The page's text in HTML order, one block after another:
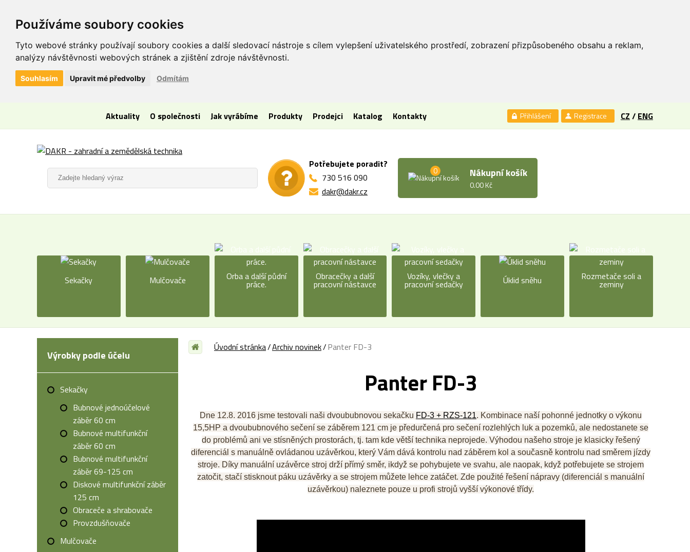
Používáme soubory cookies
Tyto webové stránky používají soubory cookies a další sledovací nástroje s cílem vylepšení uživatelského prostředí, zobrazení přizpůsobeného obsahu a reklam,
analýzy návštěvnosti webových stránek a zjištění zdroje návštěvnosti.
Souhlasím Odmítám
Upravit mé předvolby
Aktuality O společnosti Jak vyrábíme Produkty Prodejci Katalog Kontakty Přihlášení Registrace CZ / ENG
Potřebujete poradit?
730 516 090
dakr@dakr.cz
Nákupní košík
0.00 Kč
0
Sekačky Mulčovače Orba a další půdní
práce.
Obracečky a další
pracovní nástavce
Vozíky, vlečky a
pracovní sedačky Úklid sněhu Rozmetače soli a
zeminy
Výrobky podle účelu
Sekačky
Bubnové jednoúčelové
záběr 60 cm
Bubnové multifunkční
záběr 60 cm
Bubnové multifunkční
záběr 69-125 cm
Diskové multifunkční záběr
125 cm
Obraceče a shrabovače
Provzdušňovače
Mulčovače
Úvodní stránka Archiv novinek Panter FD-3
Panter FD-3
Dne 12.8. 2016 jsme testovali naši dvoububnovou sekačku FD-3 + RZS-121. Kombinace naší pohonné jednotky o výkonu
15,5HP a dvoububnového sečení se záběrem 121 cm je předurčená pro sečení rozlehlých luk a pozemků, ale nedostanete se
do problémů ani ve stísněných prostorách, tj. tam kde větší technika neprojede. Výhodou našeho stroje je klasicky řešený
diferenciál s manuálně ovládanou uzávěrkou, který Vám dává kontrolu nad záběrem kol a současně kontrolu nad směrem jízdy
stroje. Díky manuální uzávěrce stroj drží přímý směr, ikdyž se pohybujete ve svahu, ale naopak, když potřebujete se strojem
zatočit, stačí stisknout páku uzávěrky a se strojem můžete lehce zatáčet. Zde použité řešení nápravy (diferenciál s manuální
uzávěrkou) naleznete pouze u profi strojů vyšší výkonové třídy.